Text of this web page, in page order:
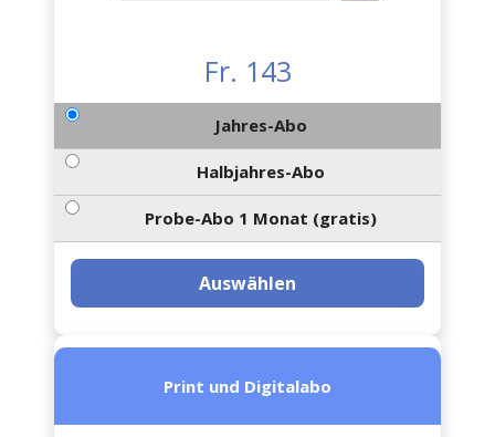
Fr. 143
Jahres-Abo
Halbjahres-Abo
Probe-Abo 1 Monat (gratis)
Auswählen
Print und Digitalabo